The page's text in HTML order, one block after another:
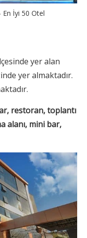
İyi 50 Otel
yer alan
yer almaktadır.
restoran, toplantı
alanı, mini bar,